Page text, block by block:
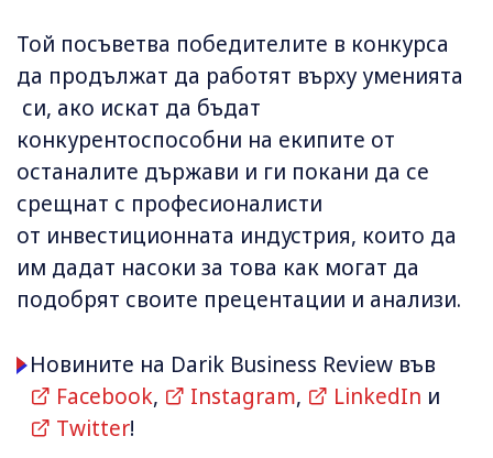
Той посъветва победителите в конкурса
да продължат да работят върху уменията
си, ако искат да бъдат
конкурентоспособни на екипите от
останалите държави и ги покани да се
срещнат с професионалисти
от инвестиционната индустрия, които да
им дадат насоки за това как могат да
подобрят своите прецентации и анализи.
Новините на Darik Business Review във
Facebook, Instagram, LinkedIn и
Twitter!